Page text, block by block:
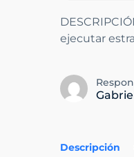
ejecutar
Descripción